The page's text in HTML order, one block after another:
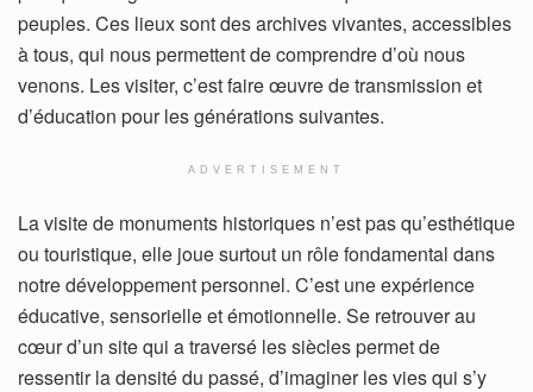
peuples. Ces lieux sont des archives vivantes, accessibles
à tous, qui nous permettent de comprendre d’où nous
venons. Les visiter, c’est faire œuvre de transmission et
d’éducation pour les générations suivantes.
ADVERTISEMENT
La visite de monuments historiques n’est pas qu’esthétique
ou touristique, elle joue surtout un rôle fondamental dans
notre développement personnel. C’est une expérience
éducative, sensorielle et émotionnelle. Se retrouver au
cœur d’un site qui a traversé les siècles permet de
ressentir la densité du passé, d’imaginer les vies qui s’y